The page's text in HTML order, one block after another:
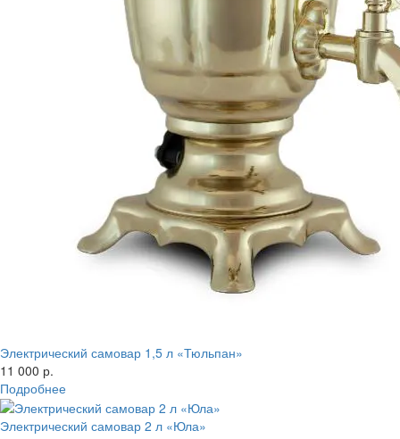
Электрический самовар 1,5 л «Тюльпан»
11 000 р.
Подробнее
Электрический самовар 2 л «Юла»